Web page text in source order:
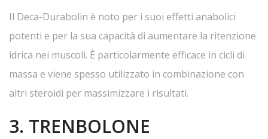
Il Deca-Durabolin è noto per i suoi effetti anabolici
potenti e per la sua capacità di aumentare la ritenzione
idrica nei muscoli. È particolarmente efficace in cicli di
massa e viene spesso utilizzato in combinazione con
altri steroidi per massimizzare i risultati.
3. TRENBOLONE